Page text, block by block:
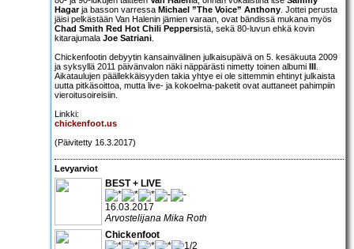
Hagarja basson varressa Michael ”The Voice” Anthony . Jottei perusta
jäisi pelkästään Van Halenin jämien varaan, ovat bändissä mukana myös
Chad Smith Red Hot Chili Peppersistä, sekä 80-luvun ehkä kovin
kitarajumala Joe Satriani
Chickenfootin debyytin kansainvälinen julkaisupäivä on 5. kesäkuuta 2009
ja syksyllä 2011 päivänvalon näki näppärästi nimetty toinen albumi III
Aikataulujen päällekkäisyyden takia yhtye ei ole sittemmin ehtinyt julkaista
uutta pitkäsoittoa, mutta live- ja kokoelma-paketit ovat auttaneet pahimpiin
vieroitusoireisiin.
Linkki:
chickenfoot.us
(Päivitetty 16.3.2017)
Levyarviot
BEST + LIVE
16.03.2017
Arvostelijana Mika Roth
Chickenfoot